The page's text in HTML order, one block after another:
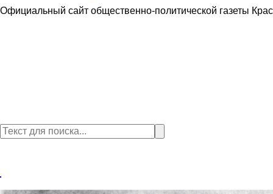
Официальный сайт общественно-политической газеты